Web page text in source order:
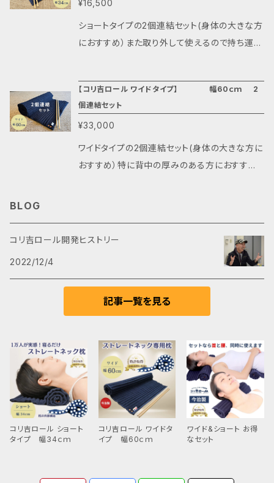
¥16,500
ショートタイプの2個連結セット(身体の大きな方
におすすめ）また取り外して使えるので持ち運ん
【コリ吉ロール ワイドタイプ】 幅60ｃｍ 2
個連結セット
¥33,000
ワイドタイプの2個連結セット(身体の大きな方に
おすすめ）特に背中の厚みのある方におすすめ
BLOG
コリ吉ロール開発ヒストリー
2022/12/4
記事一覧を見る
コリ吉ロール ショート
タイプ 幅34ｃｍ
コリ吉ロール ワイドタ
イプ 幅60ｃｍ
ワイド&ショート お得
なセット